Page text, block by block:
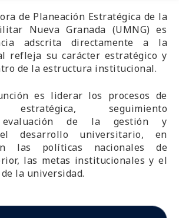
de Planeación Estratégica de la
Nueva Granada (UMNG) es
adscrita directamente a la
refleja su carácter estratégico y
de la estructura institucional.
es liderar los procesos de
estratégica, seguimiento
evaluación de la gestión y
desarrollo universitario, en
las políticas nacionales de
las metas institucionales y el
la universidad.